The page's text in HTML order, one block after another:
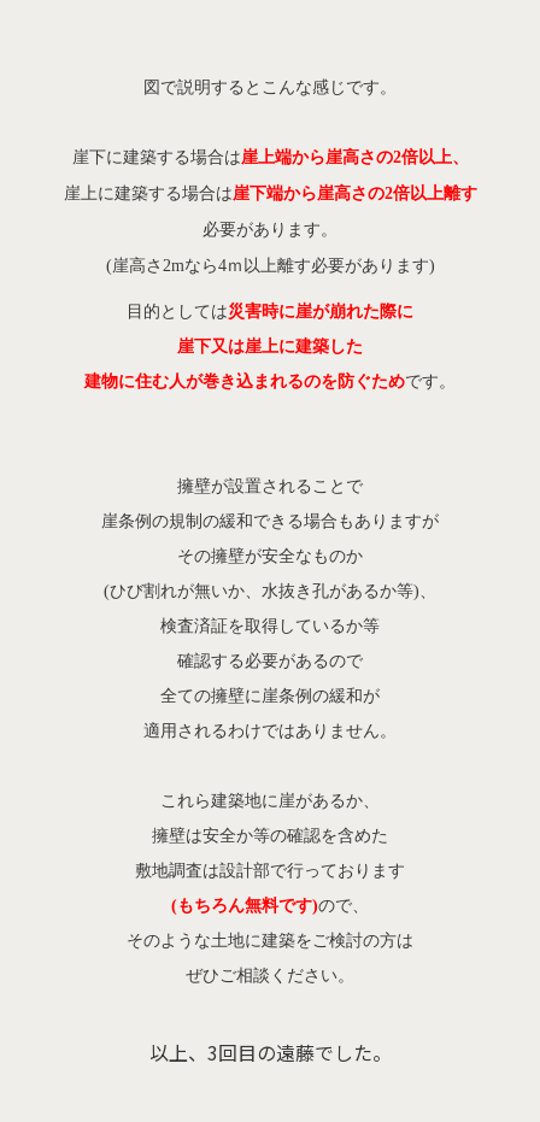
図で説明するとこんな感じです。
崖下に建築する場合は崖上端から崖高さの2倍以上、
崖上に建築する場合は崖下端から崖高さの2倍以上離す
必要があります。
(崖高さ2mなら4ｍ以上離す必要があります)
目的としては災害時に崖が崩れた際に
崖下又は崖上に建築した
建物に住む人が巻き込まれるのを防ぐためです。
擁壁が設置されることで
崖条例の規制の緩和できる場合もありますが
その擁壁が安全なものか
(ひび割れが無いか、水抜き孔があるか等)、
検査済証を取得しているか等
確認する必要があるので
全ての擁壁に崖条例の緩和が
適用されるわけではありません。
これら建築地に崖があるか、
擁壁は安全か等の確認を含めた
敷地調査は設計部で行っております
(もちろん無料です)ので、
そのような土地に建築をご検討の方は
ぜひご相談ください。
以上、3回目の遠藤でした。